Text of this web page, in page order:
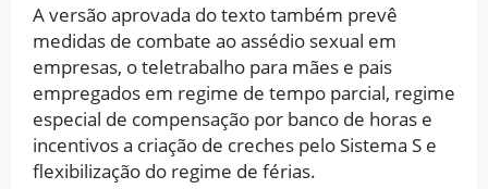
A versão aprovada do texto também prevê
medidas de combate ao assédio sexual em
empresas, o teletrabalho para mães e pais
empregados em regime de tempo parcial, regime
especial de compensação por banco de horas e
incentivos a criação de creches pelo Sistema S e
flexibilização do regime de férias.